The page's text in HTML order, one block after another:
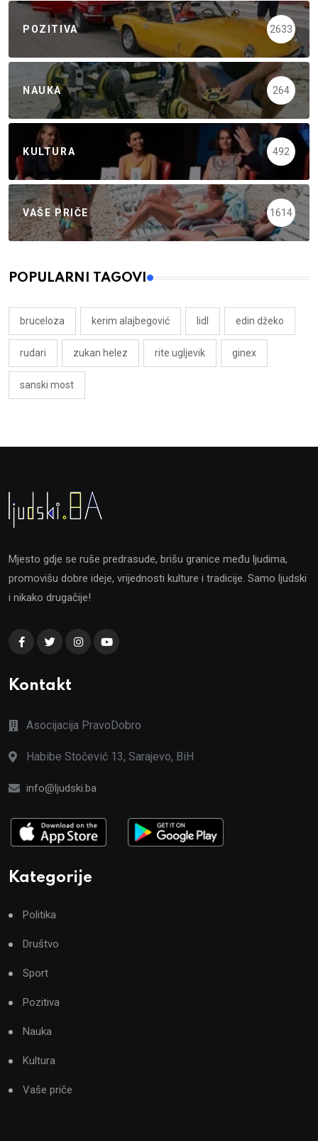
POZITIVA 2633
NAUKA 264
KULTURA 492
VAŠE PRIČE 1614
POPULARNI TAGOVI
bruceloza kerim alajbegović lidl edin džeko
rudari zukan helez rite ugljevik ginex
sanski most
Mjesto gdje se ruše predrasude, brišu granice među ljudima,
promovišu dobre ideje, vrijednosti kulture i tradicije. Samo ljudski
i nikako drugačije!
Kontakt
Asocijacija PravoDobro
Habibe Stočević 13, Sarajevo, BiH
info@ljudski.ba
Kategorije
Politika
Društvo
Sport
Pozitiva
Nauka
Kultura
Vaše priče